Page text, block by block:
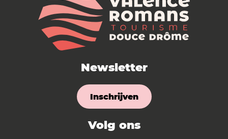
Newsletter
Inschrijven
Volg ons